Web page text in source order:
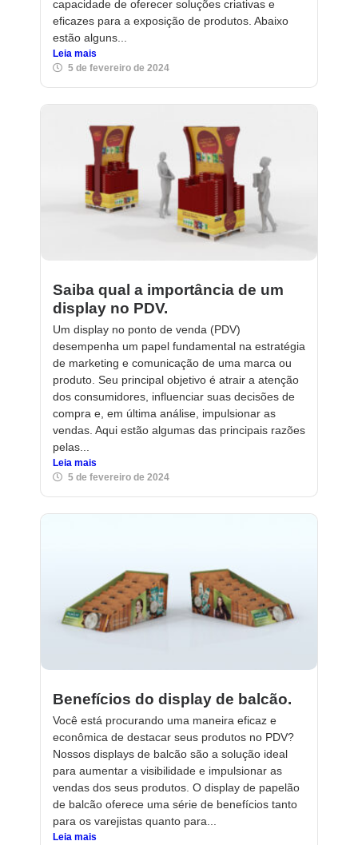
capacidade de oferecer soluções criativas e
eficazes para a exposição de produtos. Abaixo
estão alguns...
Leia mais
5 de fevereiro de 2024
Saiba qual a importância de um
display no PDV.
Um display no ponto de venda (PDV)
desempenha um papel fundamental na estratégia
de marketing e comunicação de uma marca ou
produto. Seu principal objetivo é atrair a atenção
dos consumidores, influenciar suas decisões de
compra e, em última análise, impulsionar as
vendas. Aqui estão algumas das principais razões
pelas...
Leia mais
5 de fevereiro de 2024
Benefícios do display de balcão.
Você está procurando uma maneira eficaz e
econômica de destacar seus produtos no PDV?
Nossos displays de balcão são a solução ideal
para aumentar a visibilidade e impulsionar as
vendas dos seus produtos. O display de papelão
de balcão oferece uma série de benefícios tanto
para os varejistas quanto para...
Leia mais